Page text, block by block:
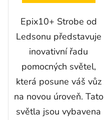
Epix10+ Strobe od
Ledsonu představuje
inovativní řadu
pomocných světel,
která posune váš vůz
na novou úroveň. Tato
světla jsou vybavena